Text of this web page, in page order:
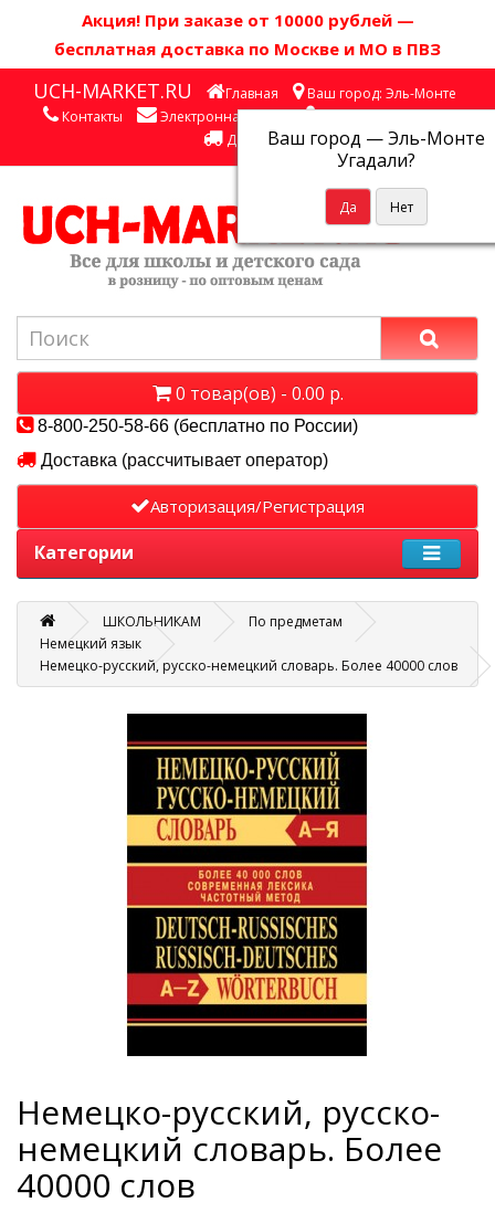
Акция! При заказе от 10000 рублей —
бесплатная доставка по Москве и МО в ПВЗ
UCH-MARKET.RU Главная Ваш город: Эль-Монте
Ваш город —Эль-Монте
Угадали?
Контакты Электронная почта
Личный кабинет
Доставка
0 товар(ов) - 0.00 р.
8-800-250-58-66 (бесплатно по России)
Доставка (рассчитывает оператор)
Авторизация/Регистрация
Категории
ШКОЛЬНИКАМ
По предметам
Немецкий язык
Немецко-русский, русско-немецкий словарь. Более 40000 слов
Немецко-русский, русско-
немецкий словарь. Более
40000 слов